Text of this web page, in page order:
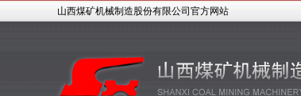
山西煤矿机械制造股份有限公司官方网站